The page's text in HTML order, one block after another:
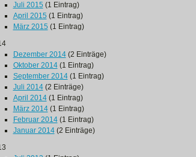
Juli 2015 (1 Eintrag)
April 2015 (1 Eintrag)
März 2015 (1 Eintrag)
Dezember 2014(2 Einträge)
Oktober 2014(1 Eintrag)
September 2014(1 Eintrag)
Juli 2014(2 Einträge)
April 2014(1 Eintrag)
März 2014(1 Eintrag)
Februar 2014(1 Eintrag)
Januar 2014(2 Einträge)